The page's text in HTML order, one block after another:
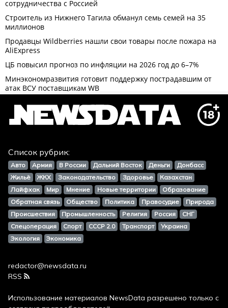
Список рубрик:
Авто Армия В России Дальний Восток Деньги
Донбасс
Жильё
ЖКХ Законодательство Здоровье
Казахстан
Лайфхак
Мир Мнение Новые территории
Образование
Обратная связь
Общество Политика Правосудие
Природа
Происшествия
Промышленность Религия Россия
СНГ
Спецоперация
Спорт СССР 2.0 Транспорт
Украина
Экология
Экономика
redactor@newsdata.ru
RSS
Использование материалов NewsData разрешено только с